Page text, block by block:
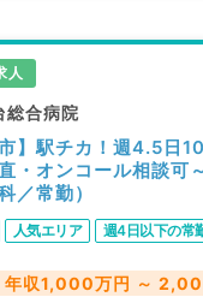
はお気軽にお問合せ
人
総合病院
市】駅チカ！週4.5日
オンコール相談可
／常勤）
人気エリア 週4日以下の常
年収1,000万円 ～